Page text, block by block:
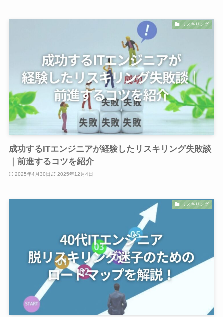
リスキリング
成功するITエンジニアが経験したリスキリング失敗談
｜前進するコツを紹介
2025年4月30日 2025年12月4日
リスキリング